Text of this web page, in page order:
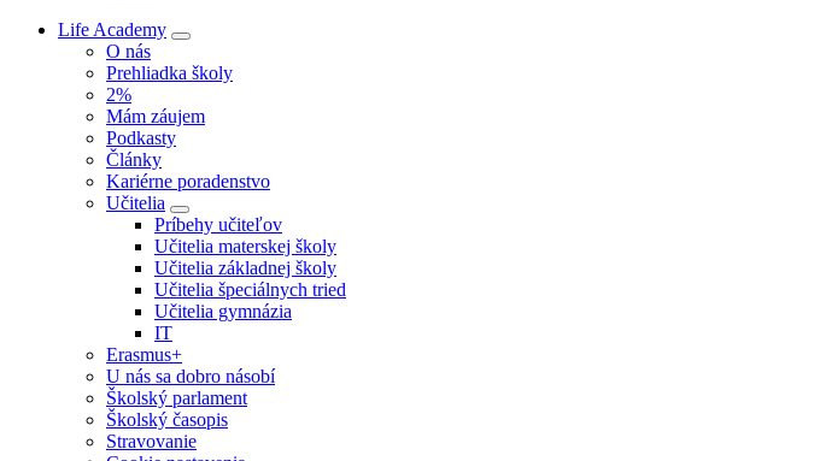
Life Academy
O nás
Prehliadka školy
2%
Mám záujem
Podkasty
Články
Kariérne poradenstvo
Učitelia
Príbehy učiteľov
Učitelia materskej školy
Učitelia základnej školy
Učitelia špeciálnych tried
Učitelia gymnázia
IT
Erasmus+
U nás sa dobro násobí
Školský parlament
Školský časopis
Stravovanie